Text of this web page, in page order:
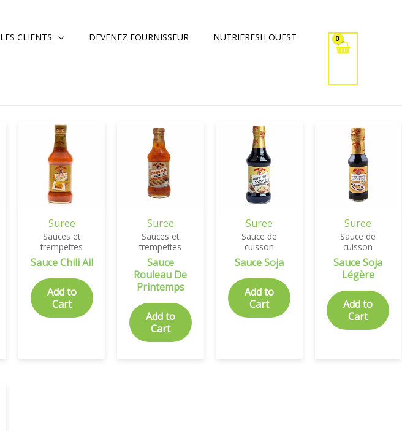
LES CLIENTS DEVENEZ FOURNISSEUR NUTRIFRESH OUEST
Suree
Sauces et
trempettes
Sauce Chili Ail
Add to
Cart
Suree
Sauces et
trempettes
Sauce
Rouleau De
Printemps
Add to
Cart
Suree
Sauce de
cuisson
Sauce Soja
Add to
Cart
Suree
Sauce de
cuisson
Sauce Soja
Légère
Add to
Cart